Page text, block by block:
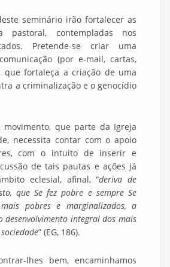
seminário irão fortalecer as
pastoral, contempladas nos
Pretende-se criar uma
(por e-mail, cartas,
que fortaleça a criação de uma
a criminalização e o genocídio
movimento, que parte da Igreja
necessita contar com o apoio
com o intuito de inserir e
de tais pautas e ações já
eclesial, afinal, “deriva de
que Se fez pobre e sempre Se
pobres e marginalizados, a
desenvolvimento integral dos mais
” (EG, 186).
lhes bem, encaminhamos